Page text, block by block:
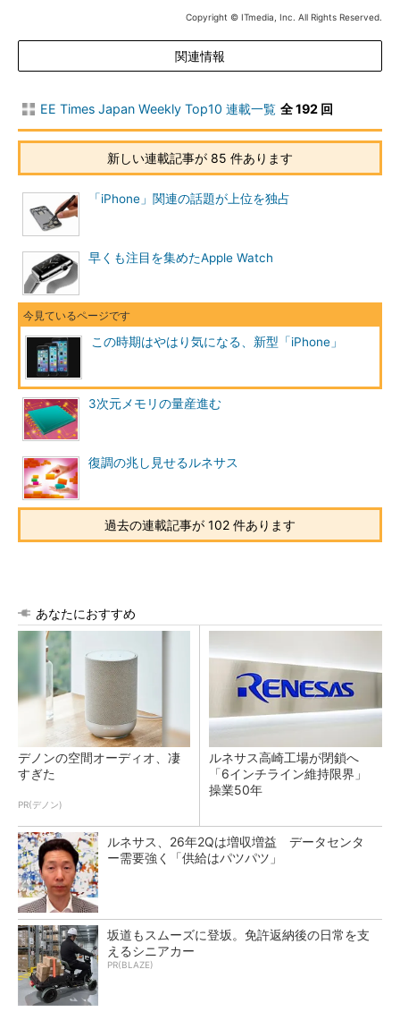
Copyright © ITmedia, Inc. All Rights Reserved.
関連情報
EE Times Japan Weekly Top10 連載一覧 全 192 回
新しい連載記事が 85 件あります
「iPhone」関連の話題が上位を独占
早くも注目を集めたApple Watch
この時期はやはり気になる、新型「iPhone」
3次元メモリの量産進む
復調の兆し見せるルネサス
過去の連載記事が 102 件あります
あなたにおすすめ
デノンの空間オーディオ、凄
すぎた
PR(デノン)
ルネサス高崎工場が閉鎖へ
「6インチライン維持限界」
操業50年
ルネサス、26年2Qは増収増益 データセンタ
ー需要強く「供給はパツパツ」
坂道もスムーズに登坂。免許返納後の日常を支
えるシニアカー
PR(BLAZE)